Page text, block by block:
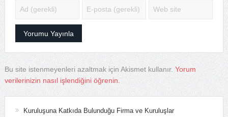
Bu site istenmeyenleri azaltmak için Akismet kullanır. Yorum
verilerinizin nasıl işlendiğini öğrenin.
Kuruluşuna Katkıda Bulunduğu Firma ve Kuruluşlar